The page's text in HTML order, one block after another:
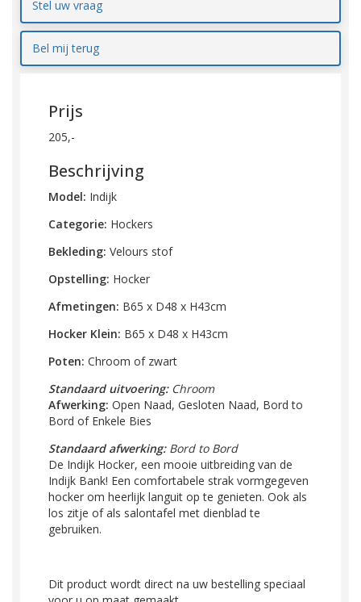
Stel uw vraag
Bel mij terug
Prijs
205,-
Beschrijving
Model: Indijk
Categorie: Hockers
Bekleding: Velours stof
Opstelling: Hocker
Afmetingen: B65 x D48 x H43cm
Hocker Klein: B65 x D48 x H43cm
Poten: Chroom of zwart
Standaard uitvoering:Chroom
Afwerking: Open Naad, Gesloten Naad, Bord to
Bord of Enkele Bies
Standaard afwerking:Bord to Bord
De Indijk Hocker, een mooie uitbreiding van de
Indijk Bank! Een comfortabele strak vormgegeven
hocker om heerlijk languit op te genieten. Ook als
los zitje of als salontafel met dienblad te
gebruiken.
Dit product wordt direct na uw bestelling speciaal